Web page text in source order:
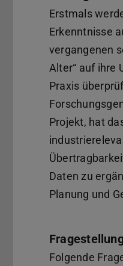
Erstmals
Erkenntnisse
vergangenen
Alter“ auf ihre
Praxis
Projekt, hat
Daten zu
Planung und
Folgende